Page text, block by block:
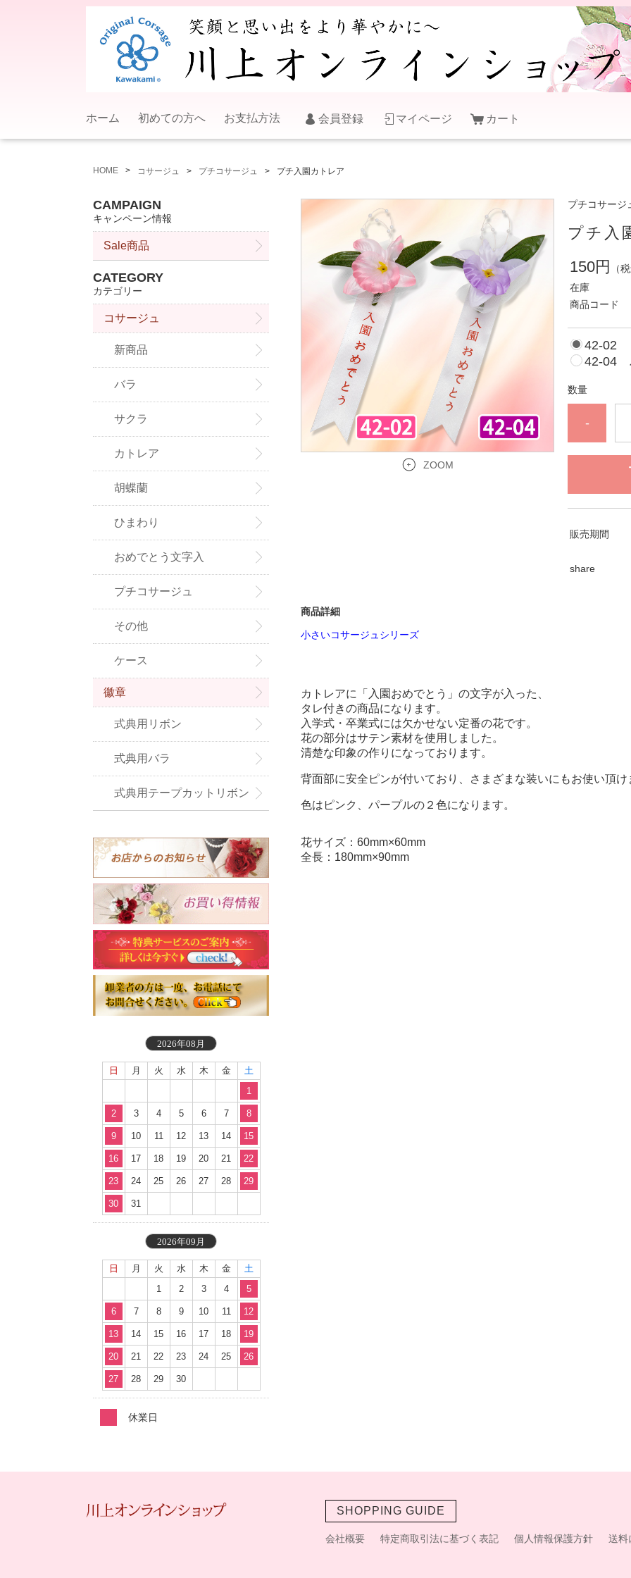
ホーム 初めての方へ お支払方法 会員登録 マイページ カート
HOME コサージュ プチコサージュ プチ入園カトレア
ZOOM
プチコサージ
プチ入
150円
（
在庫
商品コード
42-02
42-04
数量
-
販売期間
share
商品詳細
小さいコサージュシリーズ
カトレアに「入園おめでとう」の文字が入った、
タレ付きの商品になります。
入学式・卒業式には欠かせない定番の花です。
花の部分はサテン素材を使用しました。
清楚な印象の作りになっております。
背面部に安全ピンが付いており、さまざまな装いにもお使い頂け
色はピンク、パープルの２色になります。
花サイズ：60mm×60mm
全長：180mm×90mm
CAMPAIGN
キャンペーン情報
Sale商品
CATEGORY
カテゴリー
コサージュ
新商品
バラ
サクラ
カトレア
胡蝶蘭
ひまわり
おめでとう文字入
プチコサージュ
その他
ケース
徽章
式典用リボン
式典用バラ
式典用テープカットリボン
2026年08月
日 月 火 水 木 金
土
1
2 3 4 5 6 7 8
9 10 11 12 13 14 15
16 17 18 19 20 21 22
23 24 25 26 27 28 29
30 31
2026年09月
日 月 火 水 木 金
土
1
2 3 4 5
6 7 8 9 10 11 12
13 14 15 16 17 18 19
20 21 22 23 24 25 26
27 28 29 30
休業日
SHOPPING GUIDE
会社概要 特定商取引法に基づく表記 個人情報保護方針 送料